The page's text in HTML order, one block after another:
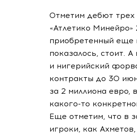
Отметим дебют трех
«Атлетико Минейро»
приобретенный еще
показалось, стоит.
и нигерийский
контракты до 30
за 2 миллиона евро,
какого-то
Еще отметим, что в
игроки, как